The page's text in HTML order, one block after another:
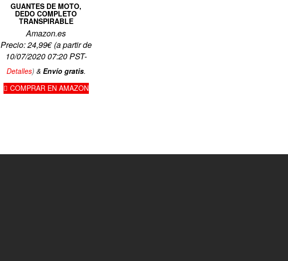
GUANTES DE MOTO,
DEDO COMPLETO
TRANSPIRABLE
Amazon.es
Precio:24,99€(a partir de
10/07/2020 07:20 PST-
Detalles) & Envío gratis.
COMPRAR EN AMAZON